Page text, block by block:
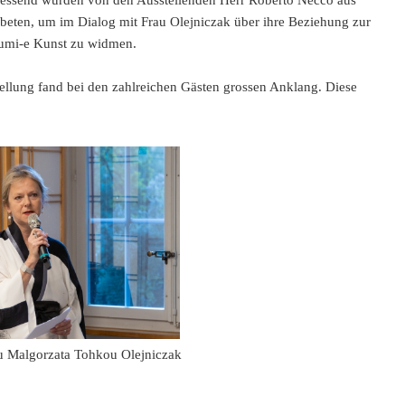
Malgorzata Tohkou Olejniczak
um im Dialog mit Frau Olejniczak über ihre Beziehung zur
e Kunst zu widmen.
fand bei den zahlreichen Gästen grossen Anklang. Diese